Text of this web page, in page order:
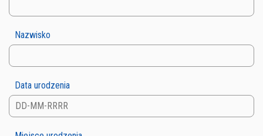
Nazwisko
Data urodzenia